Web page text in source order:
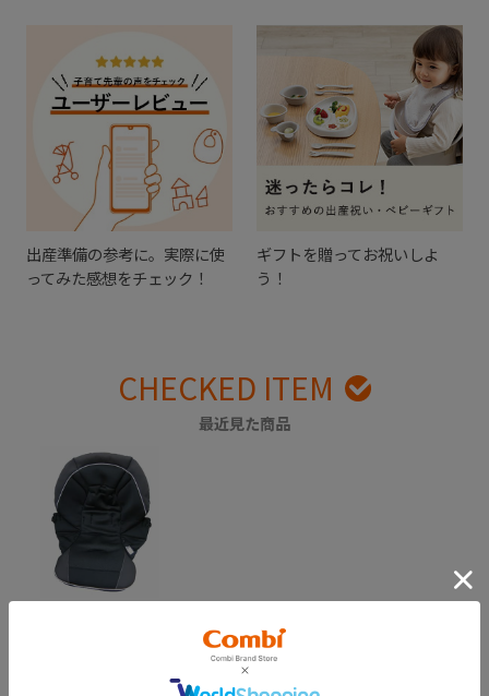
出産準備の参考に。実際に使
ってみた感想をチェック！
ギフトを贈ってお祝いしよ
う！
CHECKED ITEM
最近見た商品